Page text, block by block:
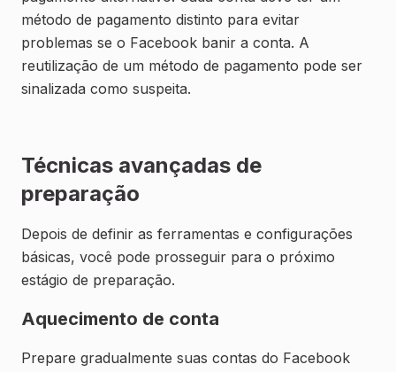
método de pagamento distinto para evitar
problemas se o Facebook banir a conta. A
reutilização de um método de pagamento pode ser
sinalizada como suspeita.
Técnicas avançadas de
preparação
Depois de definir as ferramentas e configurações
básicas, você pode prosseguir para o próximo
estágio de preparação.
Aquecimento de conta
Prepare gradualmente suas contas do Facebook